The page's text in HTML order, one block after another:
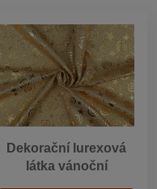
Dekorační lurexová
látka vánoční